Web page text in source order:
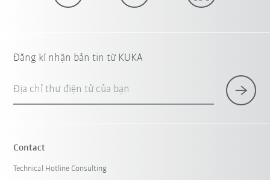
Đăng kí nhận bản tin từ KUKA
Địa chỉ thư điện tử của bạn
Contact
Technical Hotline Consulting